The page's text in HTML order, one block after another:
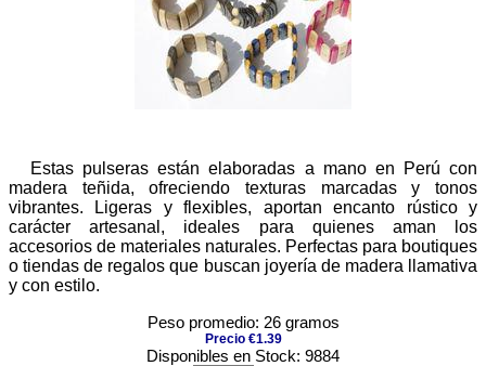
Estas pulseras están elaboradas a mano en Perú con
madera teñida, ofreciendo texturas marcadas y tonos
vibrantes. Ligeras y flexibles, aportan encanto rústico y
carácter artesanal, ideales para quienes aman los
accesorios de materiales naturales. Perfectas para boutiques
o tiendas de regalos que buscan joyería de madera llamativa
y con estilo.
Peso promedio: 26 gramos
Precio €1.39
Disponibles en Stock: 9884